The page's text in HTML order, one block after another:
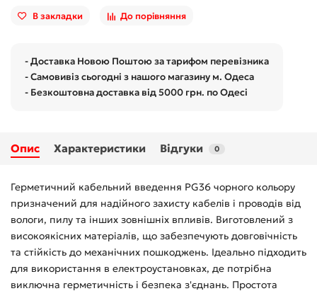
В закладки До порівняння
- Доставка Новою Поштою за тарифом перевізника
- Самовивіз сьогодні з нашого магазину м. Одеса
- Безкоштовна доставка від 5000 грн. по Одесі
Опис Характеристики Відгуки 0
Герметичний кабельний введення PG36 чорного кольору
призначений для надійного захисту кабелів і проводів від
вологи, пилу та інших зовнішніх впливів. Виготовлений з
високоякісних матеріалів, що забезпечують довговічність
та стійкість до механічних пошкоджень. Ідеально підходить
для використання в електроустановках, де потрібна
виключна герметичність і безпека з'єднань. Простота